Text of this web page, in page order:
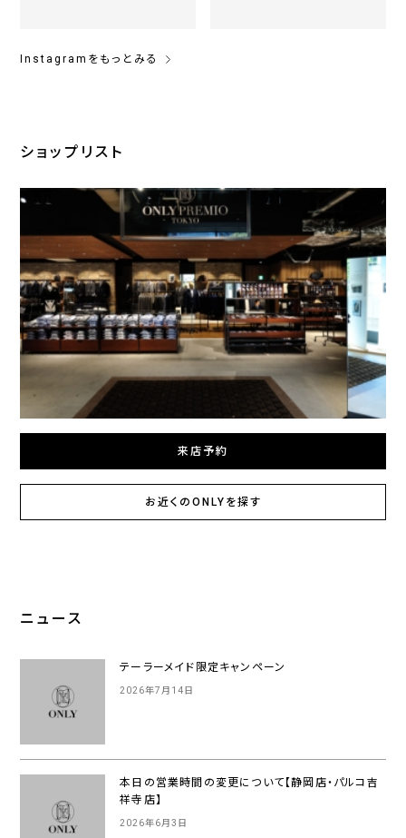
Instagramをもっとみる
ショップリスト
来店予約
お近くのONLYを探す
ニュース
テーラーメイド限定キャンペーン
2026年7月14日
本日の営業時間の変更について【静岡店・パルコ吉
祥寺店】
2026年6月3日